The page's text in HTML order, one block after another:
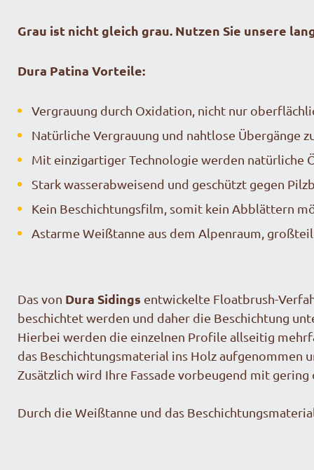
Grau ist nicht gleich grau. Nutzen Sie unsere
Dura Patina Vorteile:
Vergrauung durch Oxidation, nicht nur
Natürliche Vergrauung und nahtlose Übergänge
Mit einzigartiger Technologie werden natürliche
Stark wasserabweisend und geschützt gegen
Kein Beschichtungsfilm, somit kein Abblättern
Astarme Weißtanne aus dem Alpenraum,
Das von Dura Sidings entwickelte Floatbrush-
beschichtet werden und daher die Beschichtung
Hierbei werden die einzelnen Profile allseitig
das Beschichtungsmaterial ins Holz aufgenommen
Zusätzlich wird Ihre Fassade vorbeugend mit
Durch die Weißtanne und das